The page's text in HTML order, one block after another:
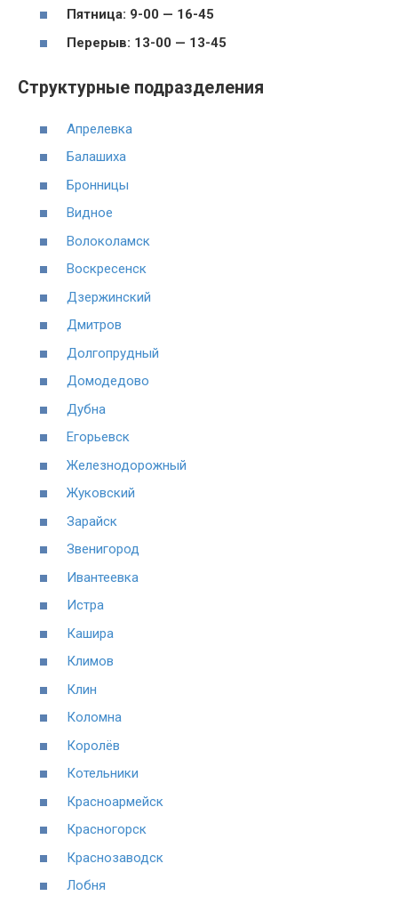
Пятница: 9-00 — 16-45
Перерыв: 13-00 — 13-45
Структурные подразделения
Апрелевка
Балашиха
Бронницы
Видное
Волоколамск
Воскресенск
Дзержинский
Дмитров
Долгопрудный
Домодедово
Дубна
Егорьевск
Железнодорожный
Жуковский
Зарайск
Звенигород
Ивантеевка
Истра
Кашира
Климов
Клин
Коломна
Королёв
Котельники
Красноармейск
Красногорск
Краснозаводск
Лобня